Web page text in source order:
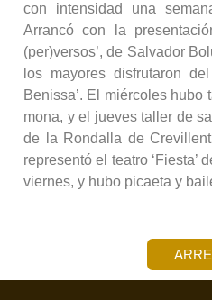
con intensidad una
Arrancó con la
(per)versos’, de Salvador
los mayores disfrutaron
Benissa’. El miércoles hubo
mona, y el jueves taller de
de la Rondalla de
representó el teatro ‘Fiesta’
viernes, y hubo picaeta y